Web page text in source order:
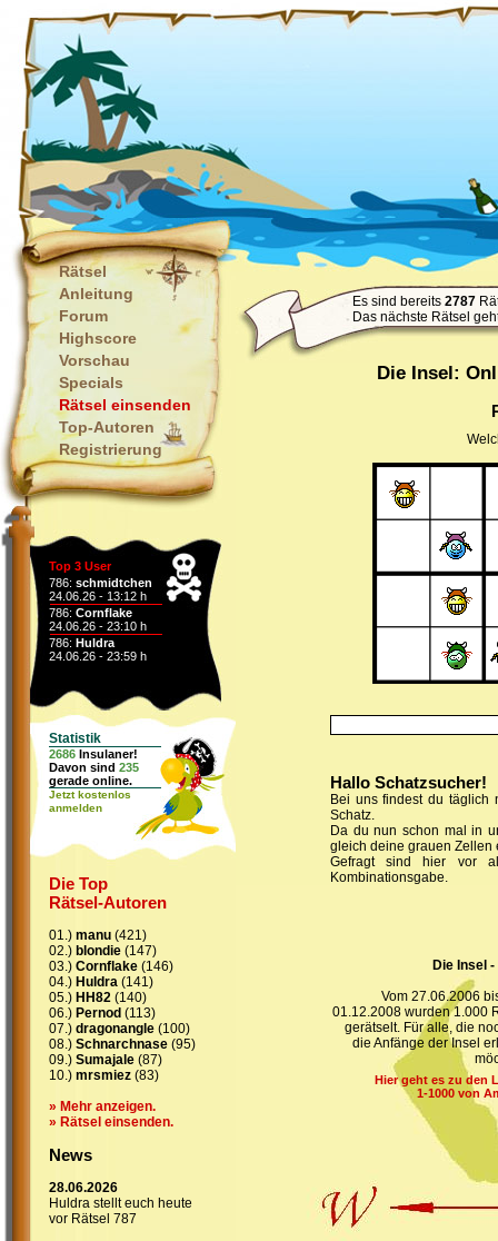
Rätsel
Anleitung
Forum
Highscore
Vorschau
Specials
Rätsel einsenden
Top-Autoren
Registrierung
Top 3 User
786: schmidtchen
24.06.26 - 13:12 h
786: Cornflake
24.06.26 - 23:10 h
786: Huldra
24.06.26 - 23:59 h
Statistik
2686 Insulaner!
Davon sind 235
gerade online.
Jetzt kostenlos
anmelden
Die Top
Rätsel-Autoren
01.) manu (421)
02.) blondie (147)
03.) Cornflake (146)
04.) Huldra (141)
05.) HH82 (140)
06.) Pernod (113)
07.) dragonangle (100)
08.) Schnarchnase (95)
09.) Sumajale (87)
10.) mrsmiez (83)
» Mehr anzeigen.
» Rätsel einsenden.
News
28.06.2026
Huldra stellt euch heute
vor Rätsel 787
Es sind bereits 2787
Das nächste Rätsel
Die Insel:
Hallo Schatzsucher!
Bei uns findest du täglich
Schatz.
Da du nun schon mal in
gleich deine grauen Zellen
Gefragt sind hier vor
Kombinationsgabe.
Die Insel -
Vom 27.06.2006
01.12.2008 wurden 1.000
gerätselt. Für alle, die
die Anfänge der Insel
Hier geht es zu den
1-1000 von